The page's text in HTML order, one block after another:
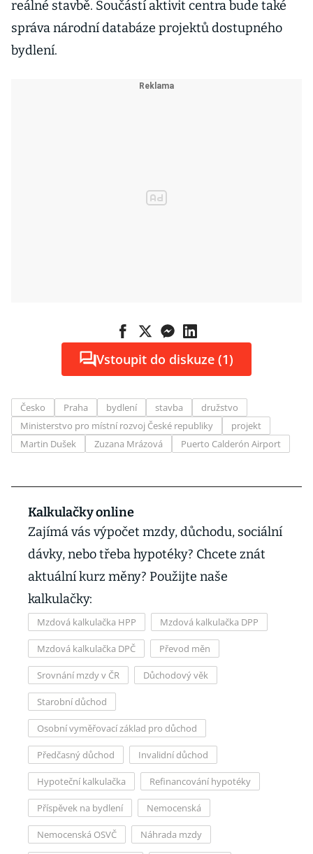
reálné stavbě. Součástí aktivit centra bude také
správa národní databáze projektů dostupného
bydlení.
Vstoupit do diskuze (1)
Česko Praha bydlení stavba
družstvo
Ministerstvo pro místní rozvoj České republiky
projekt
Martin Dušek
Zuzana Mrázová Puerto Calderón Airport
Kalkulačky online
Zajímá vás výpočet mzdy, důchodu, sociální
dávky, nebo třeba hypotéky? Chcete znát
aktuální kurz měny? Použijte naše
kalkulačky:
Mzdová kalkulačka HPP Mzdová kalkulačka DPP
Mzdová kalkulačka DPČ Převod měn
Srovnání mzdy v ČR Důchodový věk
Starobní důchod
Osobní vyměřovací základ pro důchod
Předčasný důchod Invalidní důchod
Hypoteční kalkulačka Refinancování hypotéky
Příspěvek na bydlení Nemocenská
Nemocenská OSVČ Náhrada mzdy